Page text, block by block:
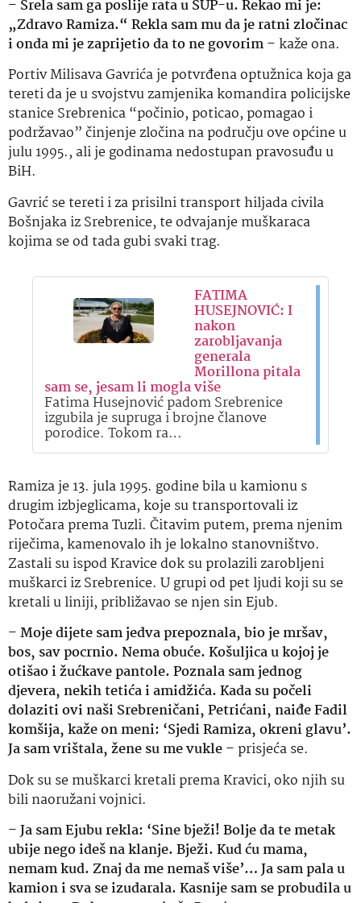
– Srela sam ga poslije rata u SUP-u. Rekao mi je:
„Zdravo Ramiza.“ Rekla sam mu da je ratni zločinac
i onda mi je zaprijetio da to ne govorim– kaže ona.
Portiv Milisava Gavrića je potvrđena optužnica koja ga
tereti da je u svojstvu zamjenika komandira policijske
stanice Srebrenica “počinio, poticao, pomagao i
podržavao” činjenje zločina na području ove općine u
julu 1995., ali je godinama nedostupan pravosuđu u
BiH.
Gavrić se tereti i za prisilni transport hiljada civila
Bošnjaka iz Srebrenice, te odvajanje muškaraca
kojima se od tada gubi svaki trag.
FATIMA
HUSEJNOVIĆ: I
nakon
zarobljavanja
generala
Morillona pitala
sam se, jesam li mogla više
Fatima Husejnović padom Srebrenice
izgubila je supruga i brojne članove
porodice. Tokom ra…
Ramiza je 13. jula 1995. godine bila u kamionu s
drugim izbjeglicama, koje su transportovali iz
Potočara prema Tuzli. Čitavim putem, prema njenim
riječima, kamenovalo ih je lokalno stanovništvo.
Zastali su ispod Kravice dok su prolazili zarobljeni
muškarci iz Srebrenice. U grupi od pet ljudi koji su se
kretali u liniji, približavao se njen sin Ejub.
–Moje dijete sam jedva prepoznala, bio je mršav,
bos, sav pocrnio. Nema obuće. Košuljica u kojoj je
otišao i žućkave pantole. Poznala sam jednog
djevera, nekih tetića i amidžića. Kada su počeli
dolaziti ovi naši Srebreničani, Petrićani, naiđe Fadil
komšija, kaže on meni: ‘Sjedi Ramiza, okreni glavu’.
Ja sam vrištala, žene su me vukle– prisjeća se.
Dok su se muškarci kretali prema Kravici, oko njih su
bili naoružani vojnici.
–Ja sam Ejubu rekla: ‘Sine bježi! Bolje da te metak
ubije nego ideš na klanje. Bježi. Kud ću mama,
nemam kud. Znaj da me nemaš više’… Ja sam pala u
kamion i sva se izudarala. Kasnije sam se probudila u